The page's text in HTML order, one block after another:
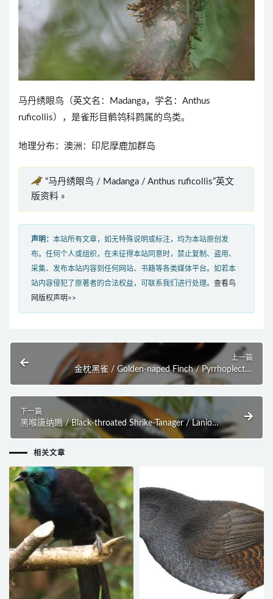
马丹绣眼鸟（英文名：Madanga，学名：Anthus
ruficollis），是雀形目鹡鸰科鹨属的鸟类。
地理分布：澳洲：印尼摩鹿加群岛
“马丹绣眼鸟 / Madanga / Anthus ruficollis”英文
版资料 »
声明： 本站所有文章，如无特殊说明或标注，均为本站原创发
布。任何个人或组织，在未征得本站同意时，禁止复制、盗用、
采集、发布本站内容到任何网站、书籍等各类媒体平台。如若本
站内容侵犯了原著者的合法权益，可联系我们进行处理。 查看鸟
网版权声明>>
上一篇
金枕黑雀 / Golden-naped Finch / Pyrrhoplectes
epauletta
下一篇
黑喉唐纳鵙 / Black-throated Shrike-Tanager / Lanio
相关文章